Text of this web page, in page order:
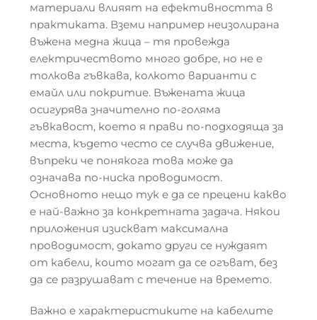
материали влияят на ефективността в
практиката. Вземи например неизолирана
въжена медна жица – тя провежда
електричеството много добре, но не е
толкова гъвкава, колкото варианти с
емайл или покритие. Въжената жица
осигурява значително по-голяма
гъвкавост, което я прави по-подходяща за
места, където често се случва движение,
въпреки че понякога това може да
означава по-ниска проводимост.
Основното нещо тук е да се прецени какво
е най-важно за конкретната задача. Някои
приложения изискват максимална
проводимост, докато други се нуждаят
от кабели, които могат да се огъват, без
да се разрушават с течение на времето.
Важно е характеристиките на кабелите